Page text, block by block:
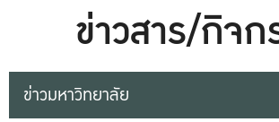
ข่าวสาร/กิจก
ข่าวมหาวิทยาลัย